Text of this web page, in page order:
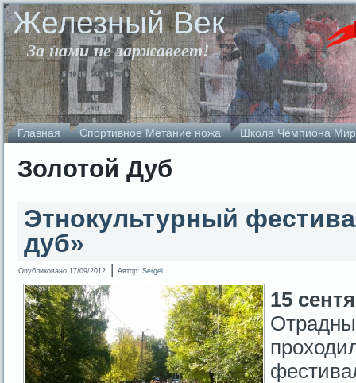
Железный Век
За нами не заржавеет!
Главная Спортивное Метание ножа Школа Чемпиона
Золотой Дуб
Этнокультурный
дуб»
Опубликовано 17/09/2012 | Автор: Sergei
15